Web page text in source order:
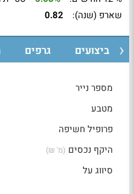
שארפ (שנה):
0.82
ביצועים גרפים
מספר נייר
מטבע
פרופיל חשיפה
היקף נכסים (מ' ₪)
סיווג על